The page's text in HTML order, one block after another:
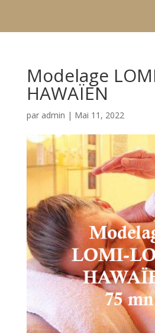
Modelage
HAWAÏEN
par admin | Mai 11, 2022